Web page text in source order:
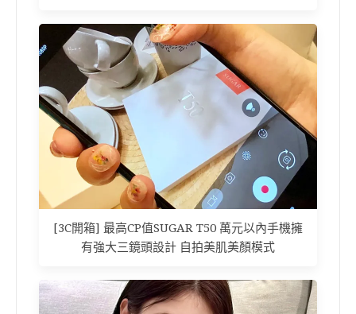
[3C開箱] 最高CP值SUGAR T50 萬元以內手機擁
有強大三鏡頭設計 自拍美肌美顏模式